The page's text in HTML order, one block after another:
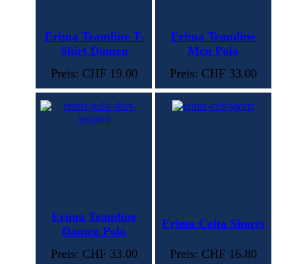
Erima Teamline T-
Shirt Damen
Preis: CHF 19.00
Erima Teamline
Men Polo
Preis: CHF 33.00
Erima Teamline
Damen Polo
Preis: CHF 33.00
Erima Celta Shorts
Preis: CHF 16.80